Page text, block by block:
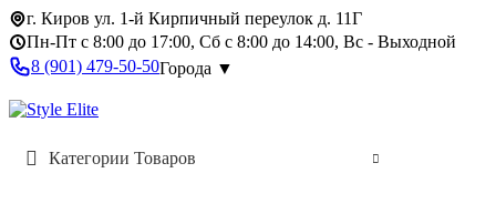
г. Киров ул. 1-й Кирпичный переулок д. 11Г
Пн-Пт с 8:00 до 17:00, Сб с 8:00 до 14:00, Вс - Выходной
8 (901) 479-50-50Города ▼
Категории Товаров